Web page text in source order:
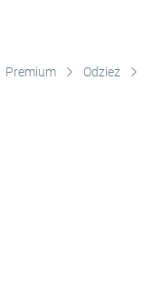
Premium Odzież